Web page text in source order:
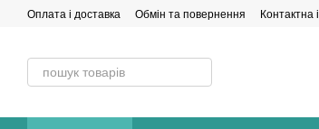
Перейти до основного контенту
Оплата і доставка Обмін та повернення Контактна